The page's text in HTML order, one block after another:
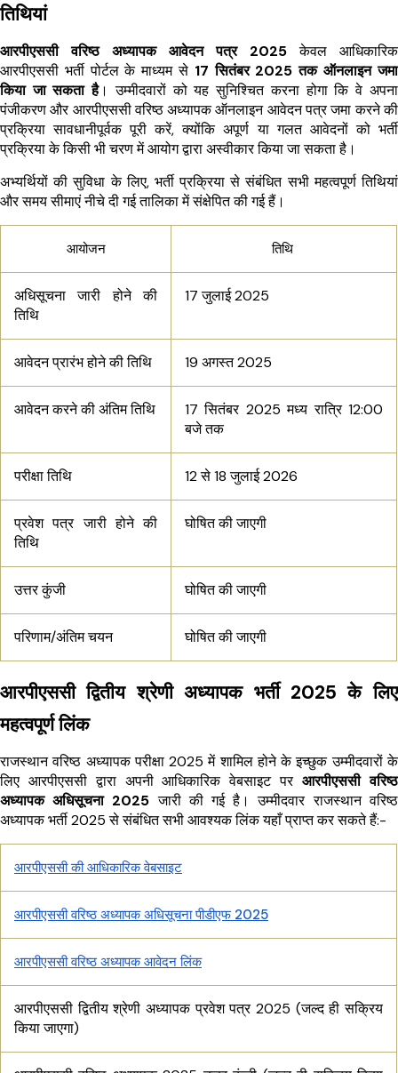
तिथियां
आरपीएससी वरिष्ठ अध्यापक आवेदन पत्र 2025केवल आधिकारिक
आरपीएससी भर्ती पोर्टल के माध्यम से 17 सितंबर 2025 तक ऑनलाइन जमा
किया जा सकता है। उम्मीदवारों को यह सुनिश्चित करना होगा कि वे अपना
पंजीकरण और आरपीएससी वरिष्ठ अध्यापक ऑनलाइन आवेदन पत्र जमा करने की
प्रक्रिया सावधानीपूर्वक पूरी करें, क्योंकि अपूर्ण या गलत आवेदनों को भर्ती
प्रक्रिया के किसी भी चरण में आयोग द्वारा अस्वीकार किया जा सकता है।
अभ्यर्थियों की सुविधा के लिए, भर्ती प्रक्रिया से संबंधित सभी महत्वपूर्ण तिथियां
और समय सीमाएं नीचे दी गई तालिका में संक्षेपित की गई हैं।
आयोजन तिथि
अधिसूचना जारी होने की
तिथि
17 जुलाई 2025
आवेदन प्रारंभ होने की तिथि 19 अगस्त 2025
आवेदन करने की अंतिम तिथि
17 सितंबर 2025 मध्य रात्रि 12:00
बजे तक
परीक्षा तिथि 12 से 18 जुलाई 2026
प्रवेश पत्र जारी होने की
तिथि
घोषित की जाएगी
उत्तर कुंजी घोषित की जाएगी
परिणाम/अंतिम चयन घोषित की जाएगी
आरपीएससी द्वितीय श्रेणी अध्यापक भर्ती 2025 के लिए
महत्वपूर्ण लिंक
राजस्थान वरिष्ठ अध्यापक परीक्षा 2025 में शामिल होने के इच्छुक उम्मीदवारों के
लिए आरपीएससी द्वारा अपनी आधिकारिक वेबसाइट परआरपीएससी वरिष्ठ
अध्यापक अधिसूचना 2025 जारी की गई है। उम्मीदवार राजस्थान वरिष्ठ
अध्यापक भर्ती 2025 से संबंधित सभी आवश्यक लिंक यहाँ प्राप्त कर सकते हैं:-
आरपीएससी की आधिकारिक वेबसाइट
आरपीएससी वरिष्ठ अध्यापक अधिसूचना पीडीएफ 2025
आरपीएससी वरिष्ठ अध्यापक आवेदन लिंक
आरपीएससी द्वितीय श्रेणी अध्यापक प्रवेश पत्र 2025 (जल्द ही सक्रिय
किया जाएगा)